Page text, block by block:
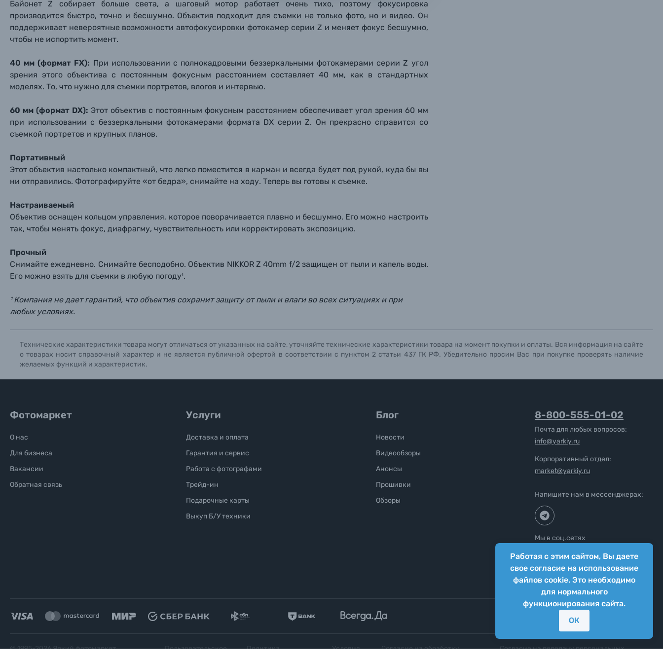
Нажимая кнопку «Отправить вопрос » я даю: Согласие на обработку персональных данных.
Нажимая кнопку «Отправить вопрос » я даю: Согласие на обработку персональных данных.
Книги о фотографии, альбомы известных фотографов
Б/У фототехника (Комиссионные товары)
Уценённые товары
Байонет Z собирает больше света, а шаговый мотор работает очень тихо, поэтому фокусировка
производится быстро, точно и бесшумно. Объектив подходит для съемки не только фото, но и видео. Он
поддерживает невероятные возможности автофокусировки фотокамер серии Z и меняет фокус бесшумно,
чтобы не испортить момент.
40 мм (формат FX): При использовании с полнокадровыми беззеркальными фотокамерами серии Z угол
зрения этого объектива с постоянным фокусным расстоянием составляет 40 мм, как в стандартных
моделях. То, что нужно для съемки портретов, влогов и интервью.
60 мм (формат DX): Этот объектив с постоянным фокусным расстоянием обеспечивает угол зрения 60 мм
при использовании с беззеркальными фотокамерами формата DX серии Z. Он прекрасно справится со
съемкой портретов и крупных планов.
Портативный
Этот объектив настолько компактный, что легко поместится в карман и всегда будет под рукой, куда бы вы
ни отправились. Фотографируйте «от бедра», снимайте на ходу. Теперь вы готовы к съемке.
Настраиваемый
Объектив оснащен кольцом управления, которое поворачивается плавно и бесшумно. Его можно настроить
так, чтобы менять фокус, диафрагму, чувствительность или корректировать экспозицию.
Прочный
Снимайте ежедневно. Снимайте бесподобно. Объектив NIKKOR Z 40mm f/2 защищен от пыли и капель воды.
Его можно взять для съемки в любую погоду¹.
¹ Компания не дает гарантий, что объектив сохранит защиту от пыли и влаги во всех ситуациях и при
любых условиях.
Технические характеристики товара могут отличаться от указанных на сайте, уточняйте технические характеристики товара на момент покупки и оплаты. Вся информация на сайте
о товарах носит справочный характер и не является публичной офертой в соответствии с пунктом 2 статьи 437 ГК РФ. Убедительно просим Вас при покупке проверять наличие
желаемых функций и характеристик.
Работая с этим сайтом, Вы даете
свое согласие на использование
файлов cookie. Это необходимо
для нормального
функционирования сайта.
ОК
Нажимая кнопку «Отправить вопрос » я даю: Согласие на обработку персональных данных.
Фотомаркет
О нас
Для бизнеса
Вакансии
Обратная связь
Услуги
Доставка и оплата
Гарантия и сервис
Работа с фотографами
Трейд-ин
Подарочные карты
Выкуп Б/У техники
Блог
Новости
Видеообзоры
Анонсы
Прошивки
Обзоры
8-800-555-01-02
Почта для любых вопросов:
info@yarkiy.ru
Корпоративный отдел:
market@yarkiy.ru
Напишите нам в мессенджерах:
Мы в соц.сетях
© 1995-2026Яркий фотомаркет
Пользовательское
Политика
Условия
Согласие на обработку
Согласие на передачу персональных